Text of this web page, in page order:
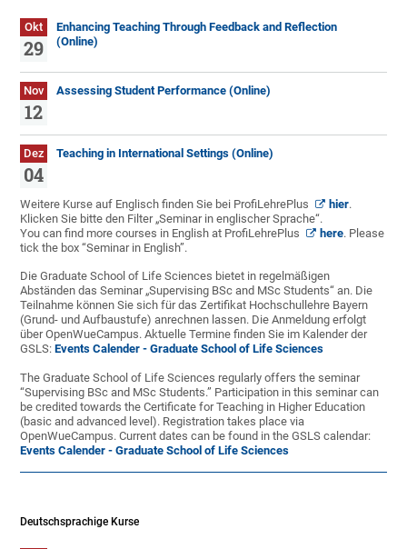
Okt
29
Enhancing Teaching Through Feedback and Reflection
(Online)
Nov
12
Assessing Student Performance (Online)
Dez
04
Teaching in International Settings (Online)
Weitere Kurse auf Englisch finden Sie bei ProfiLehrePlus hier.
Klicken Sie bitte den Filter „Seminar in englischer Sprache“.
You can find more courses in English at ProfiLehrePlus
here. Please
tick the box “Seminar in English”.
Die Graduate School of Life Sciences bietet in regelmäßigen
Abständen das Seminar „Supervising BSc and MSc Students“ an. Die
Teilnahme können Sie sich für das Zertifikat Hochschullehre Bayern
(Grund- und Aufbaustufe) anrechnen lassen. Die Anmeldung erfolgt
über OpenWueCampus. Aktuelle Termine finden Sie im Kalender der
GSLS:Events Calender - Graduate School of Life Sciences
The Graduate School of Life Sciences regularly offers the seminar
“Supervising BSc and MSc Students.” Participation in this seminar can
be credited towards the Certificate for Teaching in Higher Education
(basic and advanced level). Registration takes place via
OpenWueCampus. Current dates can be found in the GSLS calendar:
Events Calender - Graduate School of Life Sciences
Deutschsprachige Kurse